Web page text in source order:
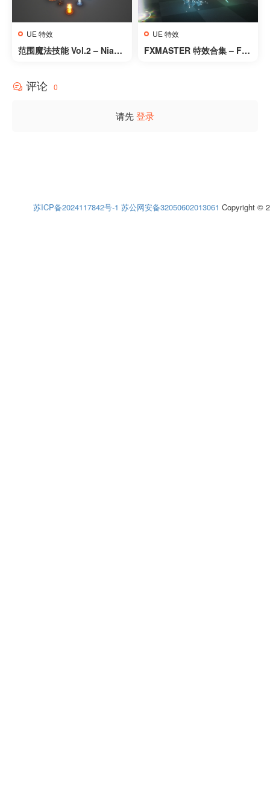
UE 特效
范围魔法技能 Vol.2 – Niaga
UE 特效
FXMASTER 特效合集 – FX
评论 0
请先登录
苏ICP备2024117842号-1 苏公网安备32050602013061 Copyright ©